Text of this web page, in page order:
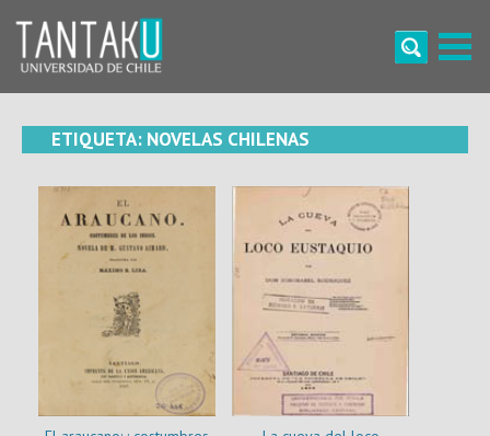
content
ETIQUETA: NOVELAS CHILENAS